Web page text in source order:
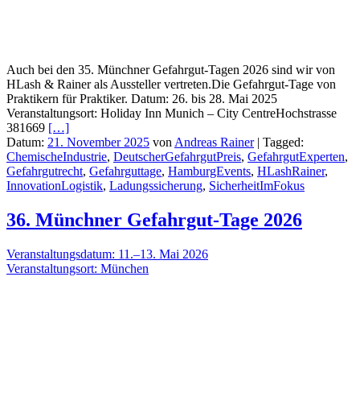
Auch bei den 35. Münchner Gefahrgut-Tagen 2026 sind wir von
HLash & Rainer als Aussteller vertreten.Die Gefahrgut-Tage von
Praktikern für Praktiker. Datum: 26. bis 28. Mai 2025
Veranstaltungsort: Holiday Inn Munich – City CentreHochstrasse
381669 […]
Datum: 21. November 2025 von Andreas Rainer| Tagged:
ChemischeIndustrie, DeutscherGefahrgutPreis, GefahrgutExperten,
Gefahrgutrecht, Gefahrguttage, HamburgEvents, HLashRainer,
InnovationLogistik, Ladungssicherung, SicherheitImFokus
36. Münchner Gefahrgut-Tage 2026
Veranstaltungsdatum: 11.–13. Mai 2026
Veranstaltungsort: München